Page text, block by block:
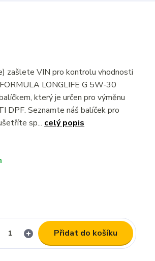
zašlete VIN pro kontrolu vhodnosti
LONGLIFE G 5W-30
který je určen pro výměnu
DPF. Seznamte náš balíček pro
sp... celý popis
Přidat do košíku